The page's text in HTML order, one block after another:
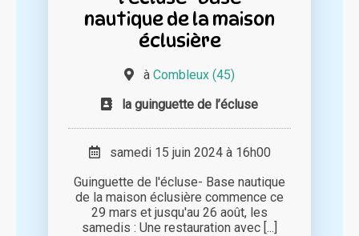
nautique de la maison
éclusière
à Combleux (45)
la guinguette de l’écluse
samedi 15 juin 2024 à 16h00
Guinguette de l'écluse- Base nautique
de la maison éclusière commence ce
29 mars et jusqu'au 26 août, les
samedis : Une restauration avec [...]